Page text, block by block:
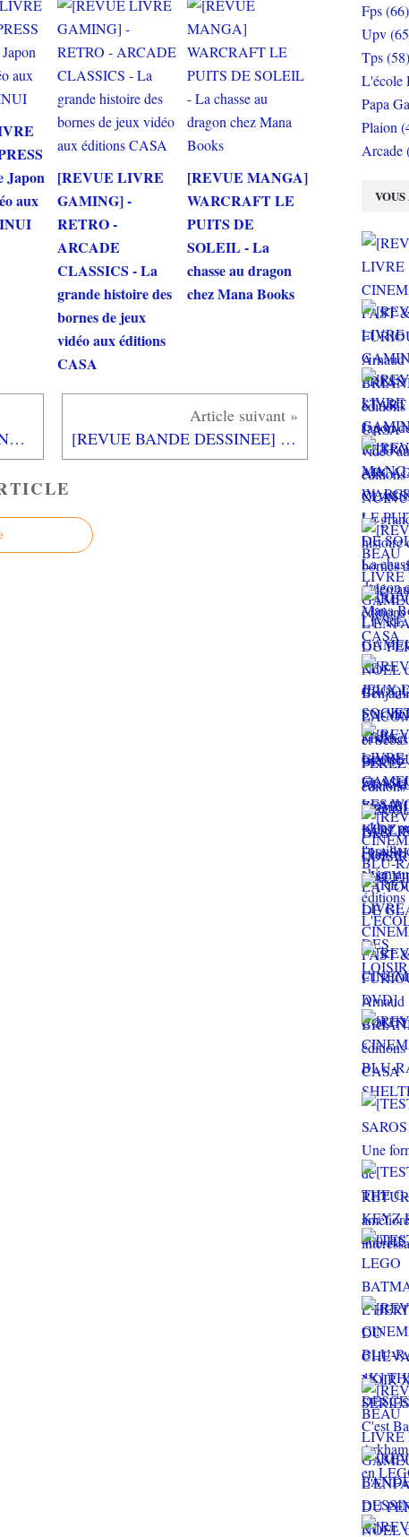
Japon
aux
[REVUE LIVRE
GAMING] -
RETRO -
ARCADE
CLASSICS - La
grande histoire des
bornes de jeux
vidéo aux éditions
CASA
[REVUE MANGA]
WARCRAFT LE
PUITS DE
SOLEIL - La
chasse au dragon
chez Mana Books
[REVUE MOOK GEEK / CINEMA] HEROS N°3 Tous les visages du JOKER aux éditions YNNIS [REVUE BANDE DESSINEE] STAND STILL - STAY SILENT LIVRES I et II aux éditions AKILEOS
Fps (66)
Upv
Tps (58)
L'école
Papa
Plaion
Arcade